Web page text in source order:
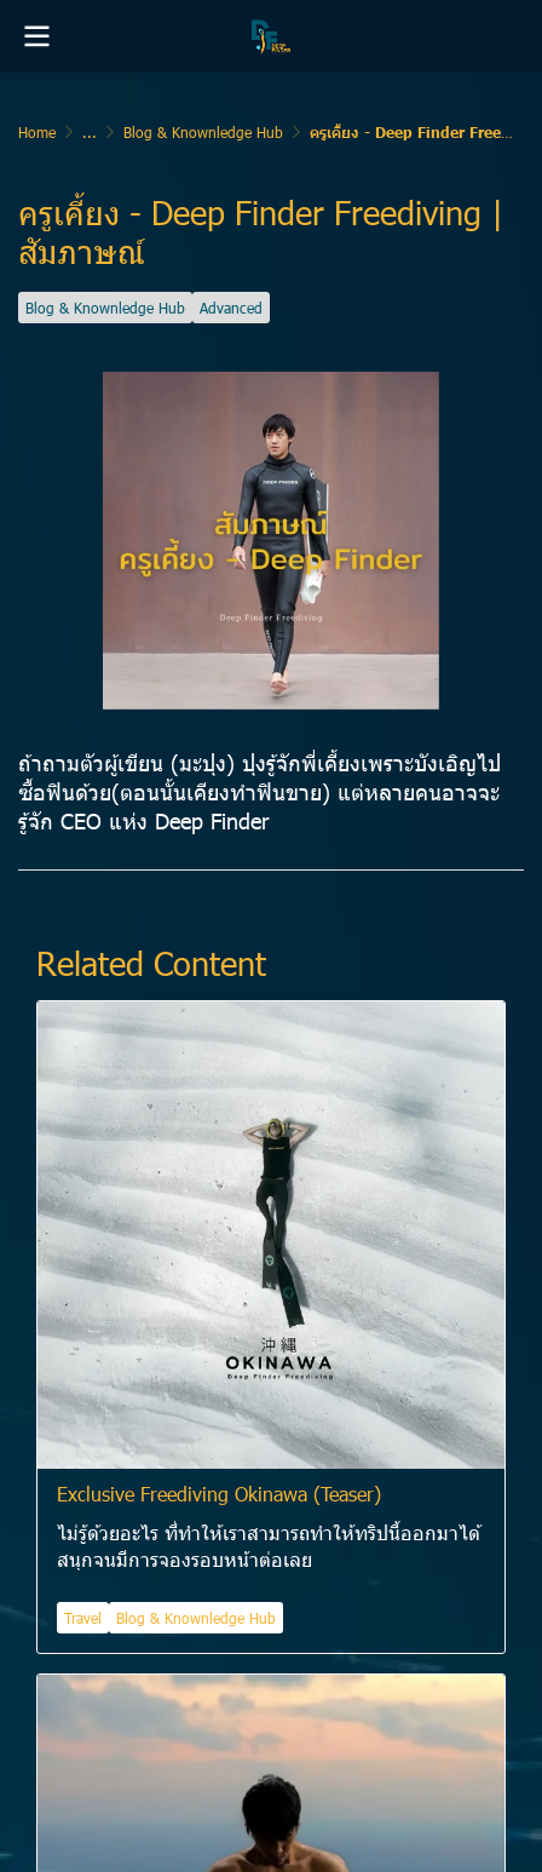
Home ... Blog & Knownledge Hub ครูเคี้ยง - Deep Finder Freediving | สัมภาษณ์
ครูเคี้ยง - Deep Finder Freediving |
สัมภาษณ์
Blog & Knownledge Hub Advanced
ถ้าถามตัวผู้เขียน (มะปุง) ปุงรู้จักพี่เคี้ยงเพราะบังเอิญไป
ซื้อฟินด้วย(ตอนนั้นเคียงทำฟินขาย) แต่หลายคนอาจจะ
รู้จัก CEO แห่ง Deep Finder
Related Content
Exclusive Freediving Okinawa (Teaser)
ไม่รู้ด้วยอะไร ที่ทำให้เราสามารถทำให้ทริปนี้ออกมาได้
สนุกจนมีการจองรอบหน้าต่อเลย
Travel Blog & Knownledge Hub